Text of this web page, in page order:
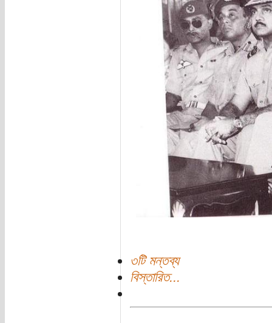
৩টি মন্তব্য
বিস্তারিত...